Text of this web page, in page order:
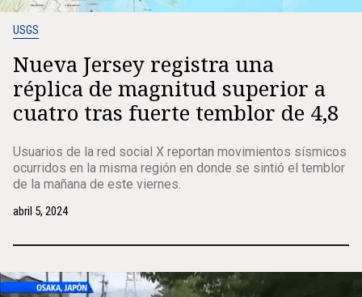
USGS
Nueva Jersey registra una
réplica de magnitud superior a
cuatro tras fuerte temblor de 4,8
Usuarios de la red social X reportan movimientos sísmicos
ocurridos en la misma región en donde se sintió el temblor
de la mañana de este viernes.
abril 5, 2024